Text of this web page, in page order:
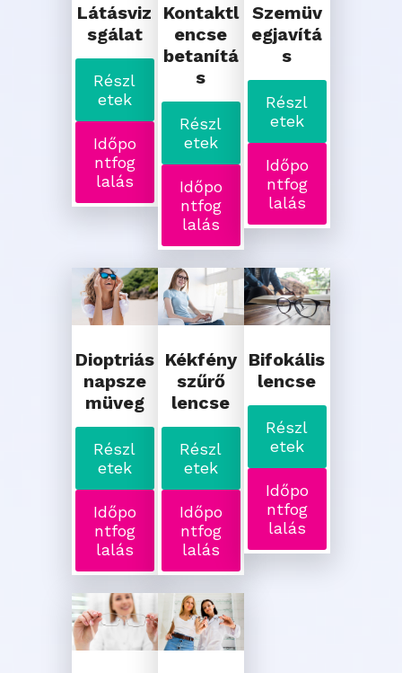
Látásviz
sgálat
Részl
etek
Időpo
ntfog
lalás
Kontaktl
encse
betanítá
s
Részl
etek
Időpo
ntfog
lalás
Szemüv
egjavítá
s
Részl
etek
Időpo
ntfog
lalás
Dioptriás
napsze
müveg
Részl
etek
Időpo
ntfog
lalás
Kékfény
szűrő
lencse
Részl
etek
Időpo
ntfog
lalás
Bifokális
lencse
Részl
etek
Időpo
ntfog
lalás